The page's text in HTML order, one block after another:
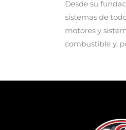
Desde su
sistemas de
motores y
combustible y,